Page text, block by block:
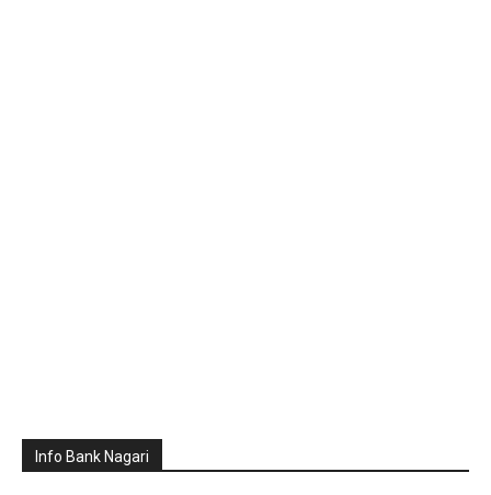
Info Bank Nagari